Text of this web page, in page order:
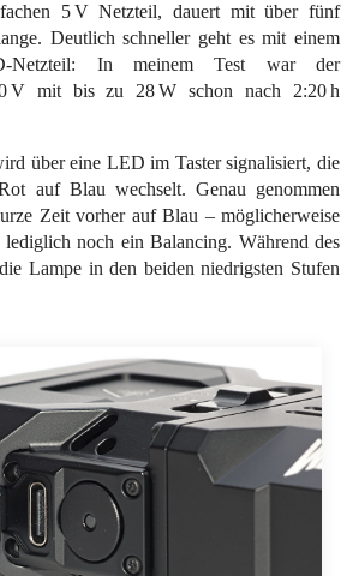
5 V Netzteil, dauert mit über fünf
Deutlich schneller geht es mit einem
Netzteil: In meinem Test war der
V mit bis zu 28 W schon nach 2:20 h
über eine LED im Taster signalisiert, die
auf Blau wechselt. Genau genommen
Zeit vorher auf Blau – möglicherweise
noch ein Balancing. Während des
Lampe in den beiden niedrigsten Stufen